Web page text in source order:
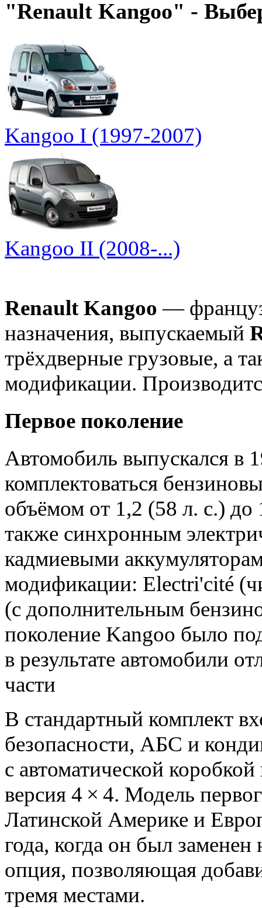
"Renault Kangoo" -
Kangoo I (1997-2007)
Kangoo II (2008-...)
Renault Kangoo —
назначения, выпускаемый
трёхдверные грузовые, а
модификации.
Первое поколение
Автомобиль выпускался в
комплектоваться
объёмом от 1,2 (58 л. с.) до
также синхронным
кадмиевыми
модификации: Electri'cité
(с дополнительным
поколение Kangoo было
в результате автомобили
части
В стандартный комплект
безопасности, АБС и
с автоматической
версия 4 × 4. Модель
Латинской Америке и
года, когда он был
опция, позволяющая
тремя местами.